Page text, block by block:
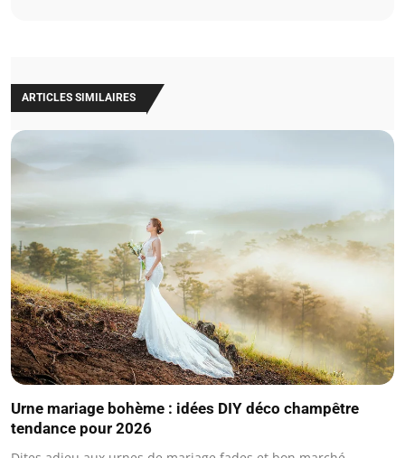
ARTICLES SIMILAIRES
Urne mariage bohème : idées DIY déco champêtre
tendance pour 2026